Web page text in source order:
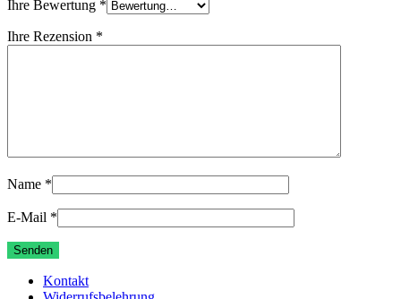
Ihre Bewertung *
Ihre Rezension *
Name *
E-Mail *
Kontakt